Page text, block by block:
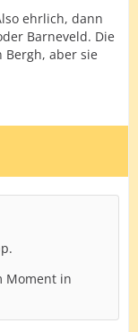
ehrlich, dann
Barneveld. Die
Bergh, aber sie
Moment in